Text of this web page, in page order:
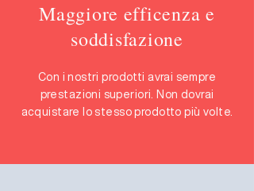
Maggiore efficenza e
soddisfazione
Con i nostri prodotti avrai sempre
prestazioni superiori. Non dovrai
acquistare lo stesso prodotto più volte.